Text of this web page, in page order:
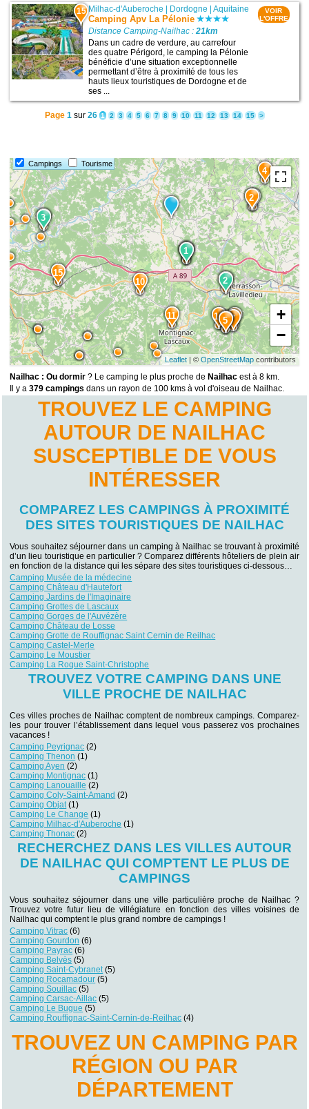
15 Milhac-d'Auberoche Dordogne |Aquitaine
Camping Apv La Pélonie
Distance Camping-Nailhac :21km
Dans un cadre de verdure, au carrefour
des quatre Périgord, le camping la Pélonie
bénéficie d’une situation exceptionnelle
permettant d’être à proximité de tous les
hauts lieux touristiques de Dordogne et de
ses ...
VOIR
L'OFFRE
Page 1sur 26 1 2 3 4 5 6 7 8 9 10 11 12 13 14 15 >
Campings Tourisme
15
14
13
12
11
10
9
8
7
6
5
4
3
2
1
3
2
1
+
−
Leaflet| © OpenStreetMapcontributors
Nailhac : Ou dormir ? Le camping le plus proche de Nailhac est à 8 km.
Il y a379 campings dans un rayon de 100 kms à vol d'oiseau de Nailhac.
TROUVEZ LE CAMPING
AUTOUR DE NAILHAC
SUSCEPTIBLE DE VOUS
INTÉRESSER
COMPAREZ LES CAMPINGS À PROXIMITÉ
DES SITES TOURISTIQUES DE NAILHAC
Vous souhaitez séjourner dans un camping à Nailhac se trouvant à proximité
d’un lieu touristique en particulier ? Comparez différents hôteliers de plein air
en fonction de la distance qui les sépare des sites touristiques ci-dessous…
Camping Musée de la médecine
Camping Château d'Hautefort
Camping Jardins de l'Imaginaire
Camping Grottes de Lascaux
Camping Gorges de l'Auvézère
Camping Château de Losse
Camping Grotte de Rouffignac Saint Cernin de Reilhac
Camping Castel-Merle
Camping Le Moustier
Camping La Roque Saint-Christophe
TROUVEZ VOTRE CAMPING DANS UNE
VILLE PROCHE DE NAILHAC
Ces villes proches de Nailhac comptent de nombreux campings. Comparez-
les pour trouver l’établissement dans lequel vous passerez vos prochaines
vacances !
Camping Peyrignac (2)
Camping Thenon (1)
Camping Ayen (2)
Camping Montignac (1)
Camping Lanouaille (2)
Camping Coly-Saint-Amand (2)
Camping Objat(1)
Camping Le Change (1)
Camping Milhac-d'Auberoche (1)
Camping Thonac (2)
RECHERCHEZ DANS LES VILLES AUTOUR
DE NAILHAC QUI COMPTENT LE PLUS DE
CAMPINGS
Vous souhaitez séjourner dans une ville particulière proche de Nailhac ?
Trouvez votre futur lieu de villégiature en fonction des villes voisines de
Nailhac qui comptent le plus grand nombre de campings !
Camping Vitrac (6)
Camping Gourdon (6)
Camping Payrac (6)
Camping Belvès (5)
Camping Saint-Cybranet(5)
Camping Rocamadour (5)
Camping Souillac (5)
Camping Carsac-Aillac (5)
Camping Le Bugue (5)
Camping Rouffignac-Saint-Cernin-de-Reilhac (4)
TROUVEZ UN CAMPING PAR
RÉGION OU PAR
DÉPARTEMENT